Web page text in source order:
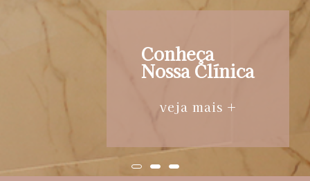
Conheça
Nossa Clínica
veja mais +